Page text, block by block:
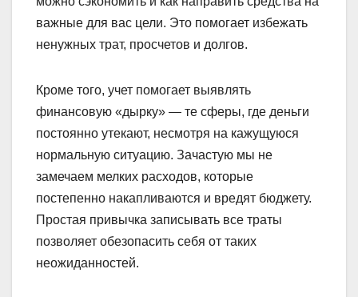
важные для вас цели. Это помогает избежать
ненужных трат, просчетов и долгов.
Кроме того, учет помогает выявлять
финансовую «дырку» — те сферы, где деньги
постоянно утекают, несмотря на кажущуюся
нормальную ситуацию. Зачастую мы не
замечаем мелких расходов, которые
постепенно накапливаются и вредят бюджету.
Простая привычка записывать все траты
позволяет обезопасить себя от таких
неожиданностей.